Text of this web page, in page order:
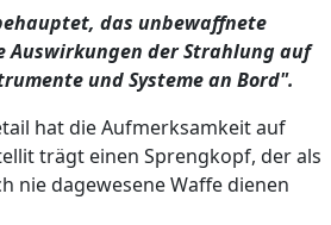
das unbewaffnete
Auswirkungen der Strahlung auf
und Systeme an Bord".
hat die Aufmerksamkeit auf
trägt einen Sprengkopf, der als
nie dagewesene Waffe dienen